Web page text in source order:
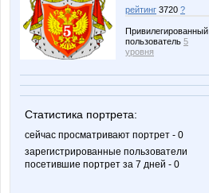
рейтинг 3720 ?
Привилегированный
пользователь 5
уровня
Статистика портрета:
сейчас просматривают портрет - 0
зарегистрированные пользователи
посетившие портрет за 7 дней - 0